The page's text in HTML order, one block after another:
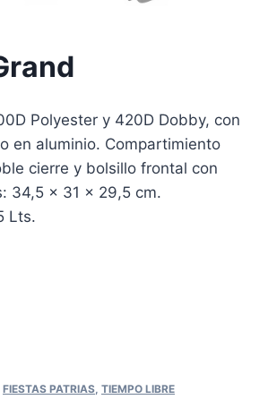
Polyester y 420D Dobby, con
en aluminio. Compartimiento
cierre y bolsillo frontal con
34,5 x 31 x 29,5 cm.
Lts.
FIESTAS PATRIAS, TIEMPO LIBRE